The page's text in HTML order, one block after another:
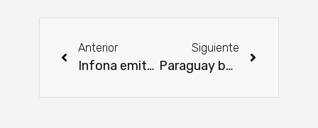
Anterior
Infona emite recomendaciones para prevenir los incendios forestales
Siguiente
Paraguay baja expectativas en soja por sequía